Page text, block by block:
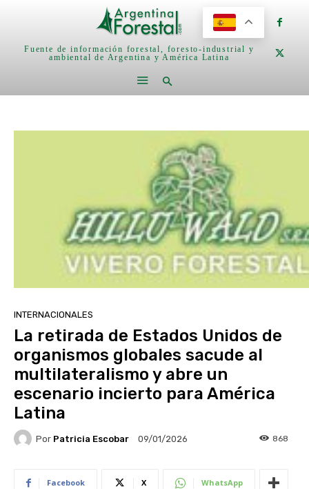
Fuente de información forestal, foresto-industrial y
ambiental de Argentina y América Latina
INTERNACIONALES
La retirada de Estados Unidos de
organismos globales sacude al
multilateralismo y abre un
escenario incierto para América
Latina
Por Patricia Escobar 09/01/2026 868
Facebook X WhatsApp